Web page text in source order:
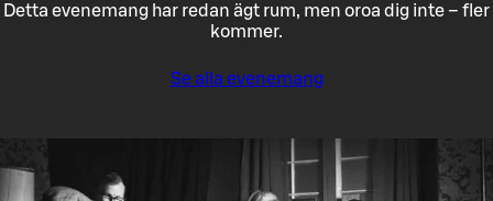
Detta evenemang har redan ägt rum, men oroa dig inte – fler
kommer.
Se alla evenemang